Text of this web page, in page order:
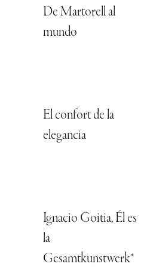
De Martorell al
mundo
El confort de la
elegancia
Ignacio Goitia, Él es
la
Gesamtkunstwerk*